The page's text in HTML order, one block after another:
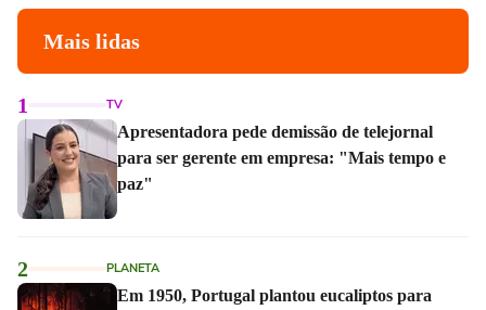
Mais lidas
1 TV
Apresentadora pede demissão de telejornal
para ser gerente em empresa: "Mais tempo e
paz"
2 PLANETA
Em 1950, Portugal plantou eucaliptos para